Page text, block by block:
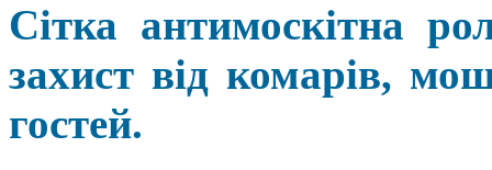
Сітка антимоскітна
захист від комарів,
гостей.